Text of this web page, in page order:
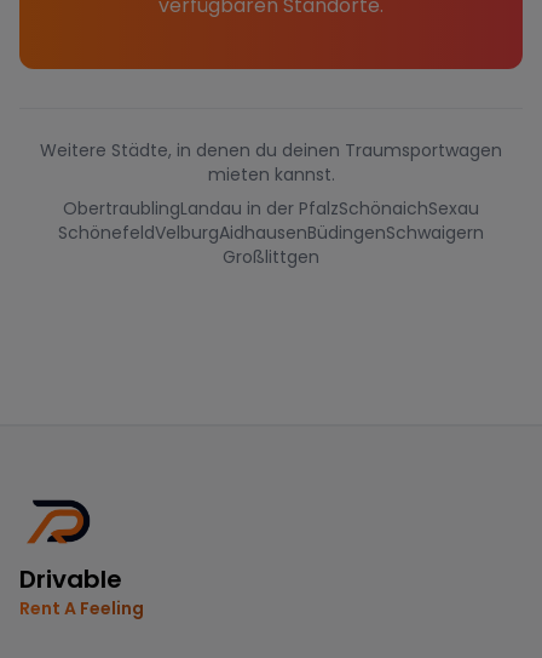
Weitere Städte, in denen du deinen Traumsportwagen
mieten kannst.
ObertraublingLandau in der PfalzSchönaichSexau
SchönefeldVelburgAidhausenBüdingenSchwaigern
Großlittgen
Drivable
Rent A Feeling